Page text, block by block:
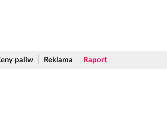
paliw Reklama Raport